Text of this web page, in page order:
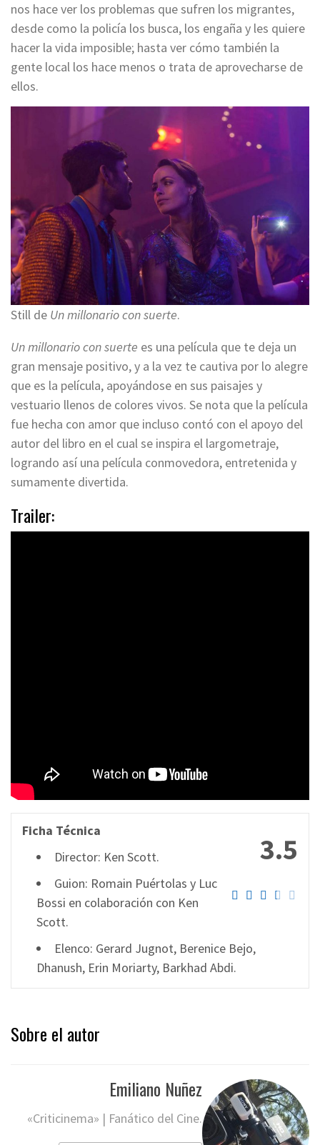
nos hace ver los problemas que sufren los migrantes,
desde como la policía los busca, los engaña y les quiere
hacer la vida imposible; hasta ver cómo también la
gente local los hace menos o trata de aprovecharse de
ellos.
Still de Un millonario con suerte.
Un millonario con suerte es una película que te deja un
gran mensaje positivo, y a la vez te cautiva por lo alegre
que es la película, apoyándose en sus paisajes y
vestuario llenos de colores vivos. Se nota que la película
fue hecha con amor que incluso contó con el apoyo del
autor del libro en el cual se inspira el largometraje,
logrando así una película conmovedora, entretenida y
sumamente divertida.
Trailer:
3.5
Ficha Técnica
Director: Ken Scott.
Guion: Romain Puértolas y Luc
Bossi en colaboración con Ken
Scott.
Elenco: Gerard Jugnot, Berenice Bejo,
Dhanush, Erin Moriarty, Barkhad Abdi.
Sobre el autor
Emiliano Nuñez
«Criticinema» | Fanático del Cine.